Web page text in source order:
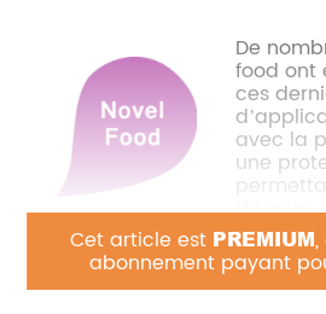
Cet article est PREMIUM,
abonnement payant
De
food ont
ces
avec la
une
de mise
le demandeur si son dossier
Ingrédient